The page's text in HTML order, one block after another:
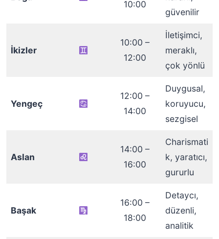
10:00
güvenilir
İkizler
10:00 –
12:00
İletişimci,
meraklı,
çok yönlü
Yengeç
12:00 –
14:00
Duygusal,
koruyucu,
sezgisel
Aslan
14:00 –
16:00
Charismati
k, yaratıcı,
gururlu
Başak
16:00 –
18:00
Detaycı,
düzenli,
analitik